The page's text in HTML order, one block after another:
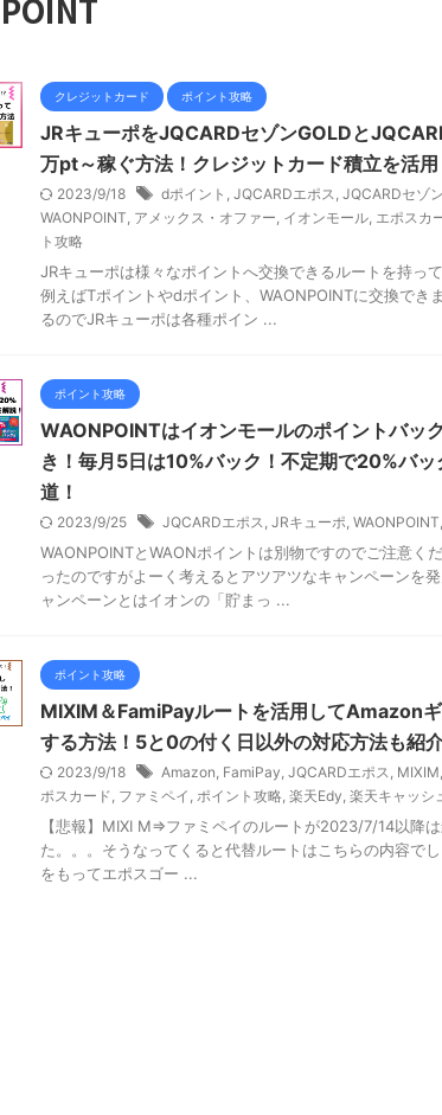
クレジットカード ポイント攻略
JRキューポをJQCARDセゾンGOLDと
万pt～稼ぐ方法！クレジットカード積立を活
2023/9/18 dポイント , JQCARDエポス, JQCARDセゾン
WAONPOINT, アメックス・オファー, イオンモール, エポスカ
ト攻略
JRキューポは様々なポイントへ交換できるルートを持っ
例えばTポイントやdポイント、WAONPOINTに交換でき
るのでJRキューポは各種ポイン ...
ポイント攻略
WAONPOINTはイオンモールのポイントバッ
き！毎月5日は10%バック！不定期で20%バ
道！
2023/9/25 JQCARDエポス, JRキューポ, WAONPOINT,
WAONPOINTとWAONポイントは別物ですのでご注意く
ったのですがよーく考えるとアツアツなキャンペーンを
ャンペーンとはイオンの「貯まっ ...
ポイント攻略
MIXIM＆FamiPayルートを活用してAmazon
する方法！5と0の付く日以外の対応方法も紹介
2023/9/18 Amazon, FamiPay, JQCARDエポス, MIXIM,
ポスカード, ファミペイ , ポイント攻略, 楽天Edy, 楽天キャッシ
【悲報】MIXI M⇒ファミペイのルートが2023/7/14以降
た。。。そうなってくると代替ルートはこちらの内容で
をもってエポスゴー ...